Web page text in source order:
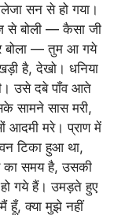
सन से हो गया।
से बोली — कैसा जी
बोला — तुम आ गये
है, देखो। धनिया
उसे दबे पाँव आते
सामने सास मरी,
आदमी मरे। प्राण में
टिका हुआ था,
का समय है, उसकी
गये हैं। उमड़ते हुए
हूँ, क्या मुझे नहीं